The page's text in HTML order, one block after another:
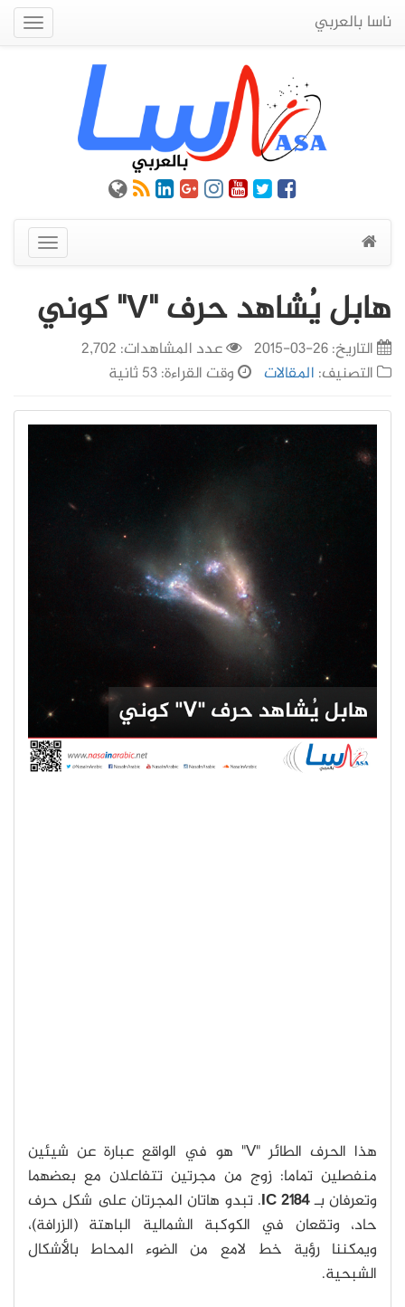
ناسا بالعربي
عرض
القائمة
هابل يُشاهد حرف "V" كوني
التاريخ:26-03-2015
عدد المشاهدات: 2,702
التصنيف: المقالات وقت القراءة: 53 ثانية
هذا الحرف الطائر "V" هو في الواقع عبارة عن شيئين
منفصلين تماما: زوج من مجرتين تتفاعلان مع بعضهما
وتعرفان بـ
IC2184
. تبدو هاتان المجرتان على شكل حرف
حاد، وتقعان في الكوكبة الشمالية الباهتة (الزرافة)،
ويمكننا رؤية خط لامع من الضوء المحاط بالأشكال
الشبحية.